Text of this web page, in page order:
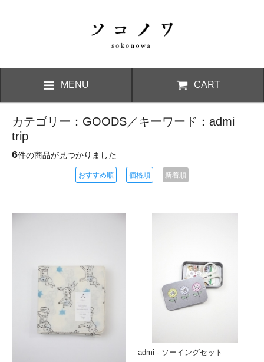
MENU CART
カテゴリー：GOODS／キーワード：admi
trip
6件の商品が見つかりました
おすすめ順 価格順 新着順
admi - ソーイングセット